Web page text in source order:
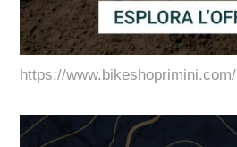
https://www.bikeshoprimini.com/